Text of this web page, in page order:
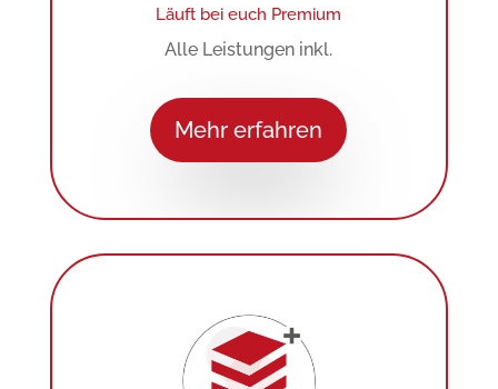
Läuft bei euch Premium
Alle Leistungen inkl.
Mehr erfahren